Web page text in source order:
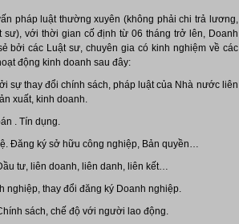
pháp luật thường xuyên (không phải chi trả lương,
với thời gian cố định từ 06 tháng trở lên, Doanh
bởi các Luật sư, chuyên gia có kinh nghiệm về các
động kinh doanh sau đây:
sự thay đổi chính sách, pháp luật của Nhà nước liên
xuất, kinh doanh.
. Tín dụng.
Đăng ký sở hữu công nghiệp, Bản quyền…
tư, liên doanh, liên danh, liên kết…
nghiệp, thay đổi đăng ký Doanh nghiệp.
sách, chế độ với người lao động.